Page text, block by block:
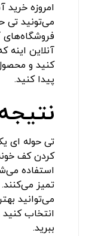
امروزه
می‌تونید تی
فروشگاه‌های
آنلاین اینه
کنید و
پیدا کنید.
تی حوله ای
کردن کف
استفاده
تمیز
می‌توانید
انتخاب
ببرید.